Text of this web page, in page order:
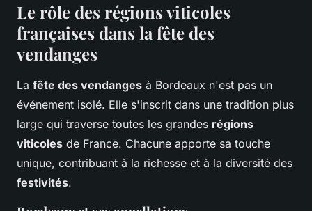
Le rôle des régions viticoles
françaises dans la fête des
vendanges
La fête des vendanges à Bordeaux n'est pas un
événement isolé. Elle s'inscrit dans une tradition plus
large qui traverse toutes les grandes régions
viticoles de France. Chacune apporte sa touche
unique, contribuant à la richesse et à la diversité des
festivités.